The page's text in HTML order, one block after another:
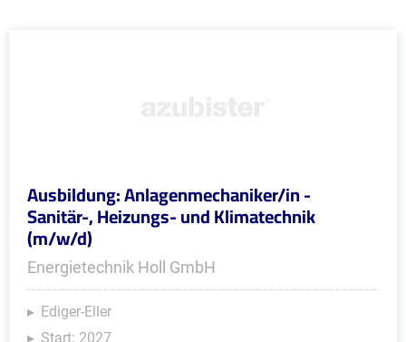
Ausbildung: Anlagenmechaniker/in -
Sanitär-, Heizungs- und Klimatechnik
(m/w/d)
Energietechnik Holl GmbH
Ediger-Eller
Start: 2027